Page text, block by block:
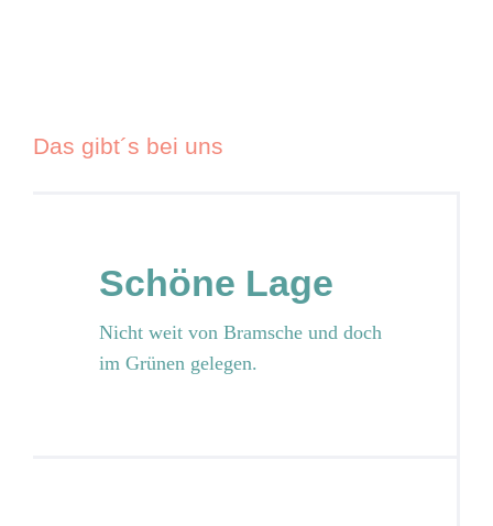
Das gibt´s bei uns
Schöne Lage
Nicht weit von Bramsche und doch
im Grünen gelegen.